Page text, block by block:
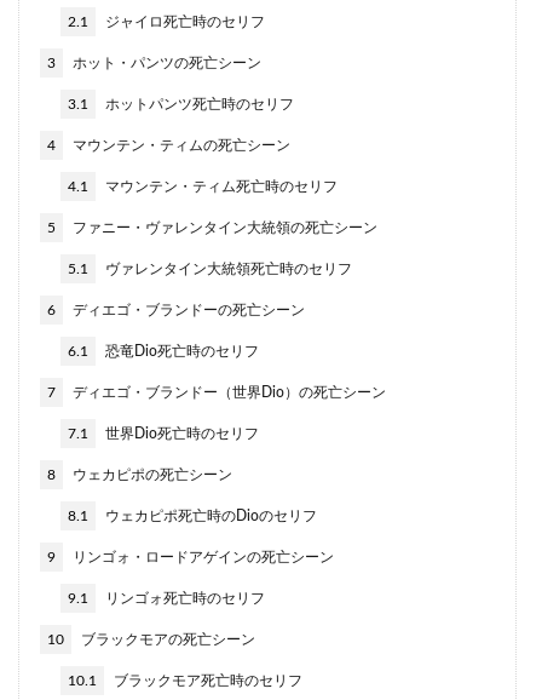
2.1 ジャイロ死亡時のセリフ
3 ホット・パンツの死亡シーン
3.1 ホットパンツ死亡時のセリフ
4 マウンテン・ティムの死亡シーン
4.1 マウンテン・ティム死亡時のセリフ
5 ファニー・ヴァレンタイン大統領の死亡シーン
5.1 ヴァレンタイン大統領死亡時のセリフ
6 ディエゴ・ブランドーの死亡シーン
6.1 恐竜Dio死亡時のセリフ
7 ディエゴ・ブランドー（世界Dio）の死亡シーン
7.1 世界Dio死亡時のセリフ
8 ウェカピポの死亡シーン
8.1 ウェカピポ死亡時のDioのセリフ
9 リンゴォ・ロードアゲインの死亡シーン
9.1 リンゴォ死亡時のセリフ
10 ブラックモアの死亡シーン
10.1 ブラックモア死亡時のセリフ